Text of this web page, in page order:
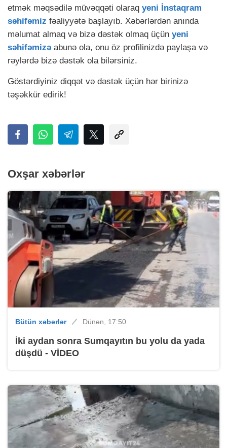
etmək məqsədilə müvəqqəti olaraq yeni İnstaqram
səhifəmiz fəaliyyətə başlayıb. Xəbərlərdən anında
məlumat almaq və bizə dəstək olmaq üçün yeni
səhifəmizə abunə ola, onu öz profilinizdə paylaşa və
rəylərdə bizə dəstək ola bilərsiniz.
Göstərdiyiniz diqqət və dəstək üçün hər birinizə
təşəkkür edirik!
Oxşar xəbərlər
Bütün xəbərlər Dünən, 17:50
İki aydan sonra Sumqayıtın bu yolu da yada
düşdü - VİDEO